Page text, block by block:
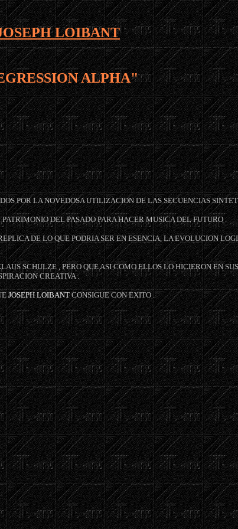
LOIBANT
ALPHA"
POR LA NOVEDOSA UTILIZACION DE LAS SECUENCIAS
DEL PASADO PARA HACER MUSICA DEL FUTURO .
DE LO QUE PODRIA SER EN ESENCIA, LA EVOLUCION
SCHULZE , PERO QUE ASI COMO ELLOS LO HICIERON EN
CREATIVA .
JOSEPH LOIBANTCONSIGUE CON EXITO .